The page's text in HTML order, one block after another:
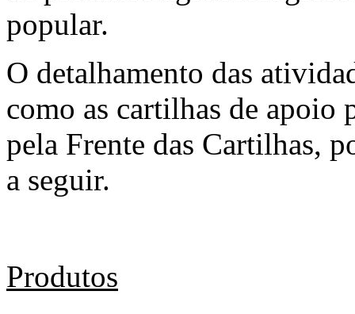
popular.
O detalhamento das
como as cartilhas de apoio
pela Frente das Cartilhas,
a seguir.
Produtos